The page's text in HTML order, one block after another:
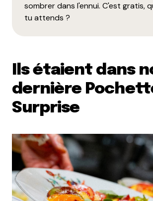
sombrer dans l'ennui. C'est gratis,
tu attends ?
Ils étaient dans
dernière
Surprise